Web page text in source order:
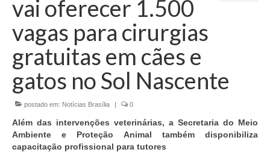
Café com Fidelis
Notícias Brasília
Contato
Currículo
vai oferecer 1.500
vagas para cirurgias
gratuitas em cães e
gatos no Sol Nascente
postado em: Notícias Brasília | 0
Além das intervenções veterinárias, a Secretaria do Meio
Ambiente e Proteção Animal também disponibiliza
capacitação profissional para tutores